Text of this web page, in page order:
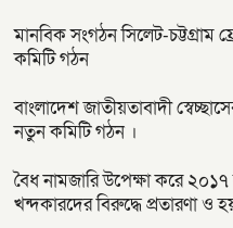
মানবিক সংগঠন সিলেট-চট্টগ্রাম
কমিটি গঠন
বাংলাদেশ জাতীয়তাবাদী
নতুন কমিটি গঠন ।
বৈধ নামজারি উপেক্ষা করে
খন্দকারদের বিরুদ্ধে প্রতারণা ও